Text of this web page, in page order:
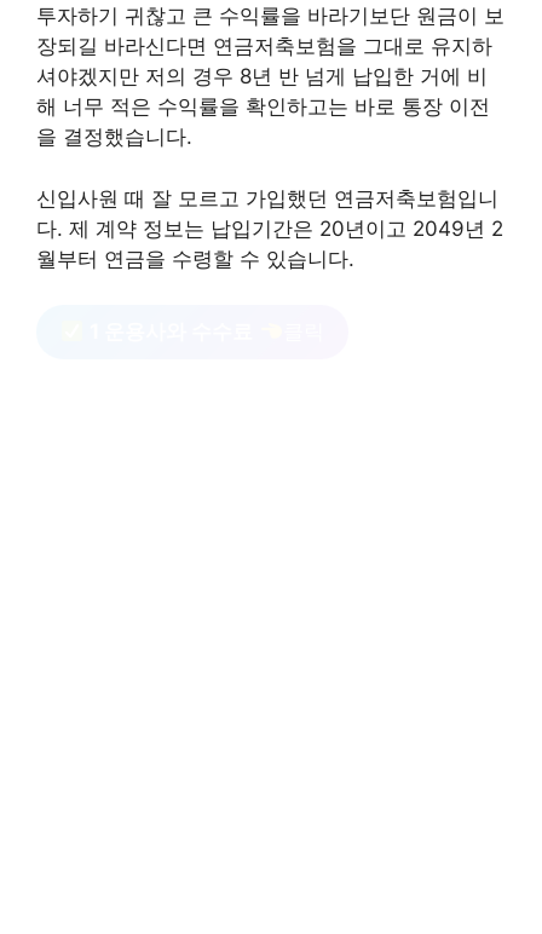
투자하기 귀찮고 큰 수익률을 바라기보단 원금이 보
장되길 바라신다면 연금저축보험을 그대로 유지하
셔야겠지만 저의 경우 8년 반 넘게 납입한 거에 비
해 너무 적은 수익률을 확인하고는 바로 통장 이전
을 결정했습니다.
신입사원 때 잘 모르고 가입했던 연금저축보험입니
다. 제 계약 정보는 납입기간은 20년이고 2049년 2
월부터 연금을 수령할 수 있습니다.